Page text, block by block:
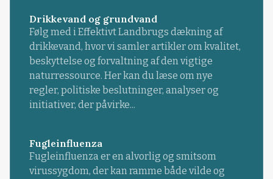
Drikkevand og grundvand
Følg med i Effektivt Landbrugs dækning af
drikkevand, hvor vi samler artikler om kvalitet,
beskyttelse og forvaltning af den vigtige
naturressource. Her kan du læse om nye
regler, politiske beslutninger, analyser og
initiativer, der påvirke...
Fugleinfluenza
Fugleinfluenza er en alvorlig og smitsom
virussygdom, der kan ramme både vilde og